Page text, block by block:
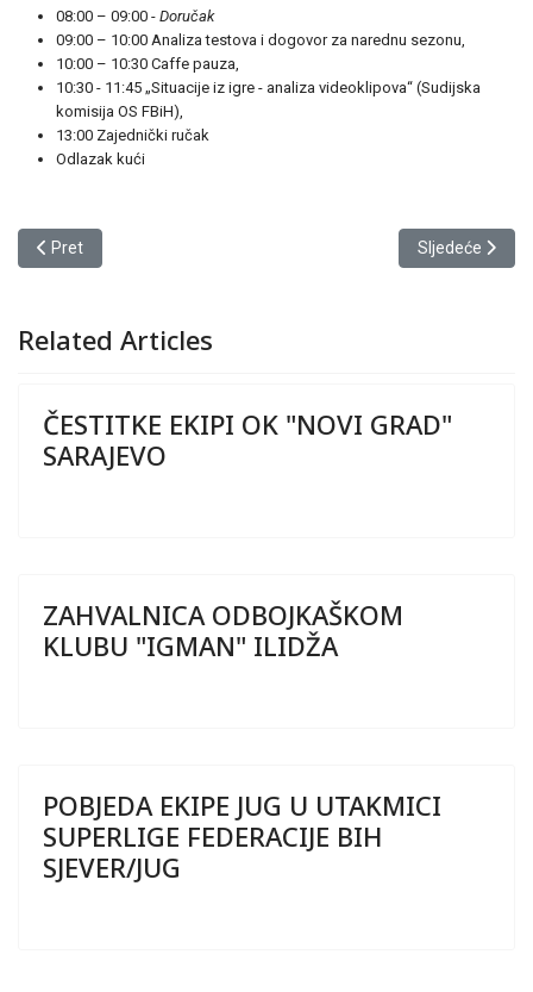
08:00 – 09:00 - Doručak
09:00 – 10:00 Analiza testova i dogovor za narednu sezonu,
10:00 – 10:30 Caffe pauza,
10:30 - 11:45 „Situacije iz igre - analiza videoklipova“ (Sudijska
komisija OS FBiH),
13:00 Zajednički ručak
Odlazak kući
Prethodni članak: BODOVI OSVOJENI NA TRENERSKOM
Pret Sljedeći članak:
Sljedeće
Related Articles
ČESTITKE EKIPI OK "NOVI GRAD"
SARAJEVO
ZAHVALNICA ODBOJKAŠKOM
KLUBU "IGMAN" ILIDŽA
POBJEDA EKIPE JUG U UTAKMICI
SUPERLIGE FEDERACIJE BIH
SJEVER/JUG